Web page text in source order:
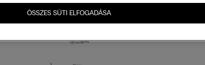
Comfort
Rövid Ujjú Hálóing Csipke Díszítéssel
15990 Ft
+1
ÖSSZES SÜTI ELFOGADÁSA